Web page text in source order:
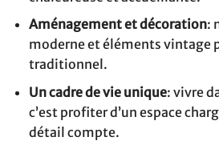
Aménagement et décoration:
moderne et éléments vintage
traditionnel.
Un cadre de vie unique: vivre
c’est profiter d’un espace
détail compte.